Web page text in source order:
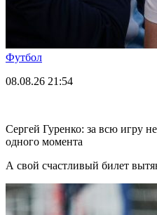
Футбол
08.08.26 21:54
Сергей Гуренко: за всю игру
одного момента
А свой счастливый билет